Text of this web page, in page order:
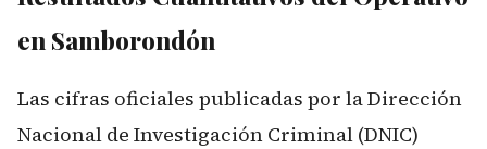
en Samborondón
Las cifras oficiales publicadas por la Dirección
Nacional de Investigación Criminal (DNIC)